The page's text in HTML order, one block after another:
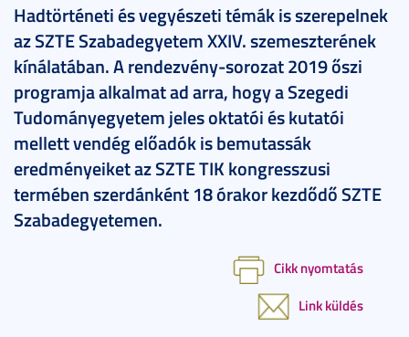
Hadtörténeti és vegyészeti témák is szerepelnek
az SZTE Szabadegyetem XXIV. szemeszterének
kínálatában. A rendezvény-sorozat 2019 őszi
programja alkalmat ad arra, hogy a Szegedi
Tudományegyetem jeles oktatói és kutatói
mellett vendég előadók is bemutassák
eredményeiket az SZTE TIK kongresszusi
termében szerdánként 18 órakor kezdődő SZTE
Szabadegyetemen.
Cikk nyomtatás
Link küldés